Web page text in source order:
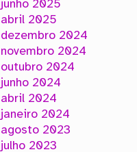
junho 2025
abril 2025
dezembro 2024
novembro 2024
outubro 2024
junho 2024
abril 2024
janeiro 2024
agosto 2023
julho 2023